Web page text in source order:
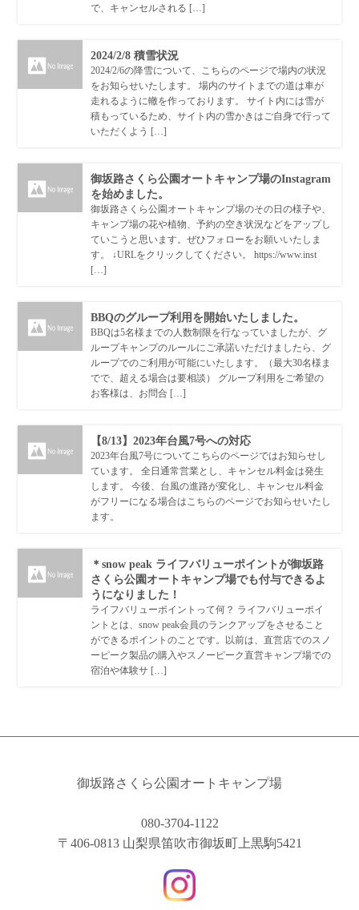
で、キャンセルされる […]
2024/2/8 積雪状況
2024/2/6の降雪について、こちらのページで場内の状況
をお知らせいたします。 場内のサイトまでの道は車が
走れるように轍を作っております。 サイト内には雪が
積もっているため、サイト内の雪かきはご自身で行って
いただくよう […]
御坂路さくら公園オートキャンプ場のInstagram
を始めました。
御坂路さくら公園オートキャンプ場のその日の様子や、
キャンプ場の花や植物、予約の空き状況などをアップし
ていこうと思います。ぜひフォローをお願いいたしま
す。 ↓URLをクリックしてください。 https://www.inst
[…]
BBQのグループ利用を開始いたしました。
BBQは5名様までの人数制限を行なっていましたが、グ
ループキャンプのルールにご承諾いただけましたら、グ
ループでのご利用が可能にいたします。（最大30名様ま
でで、超える場合は要相談） グループ利用をご希望の
お客様は、お問合 […]
【8/13】2023年台風7号への対応
2023年台風7号についてこちらのページではお知らせし
ています。 全日通常営業とし、キャンセル料金は発生
します。 今後、台風の進路が変化し、キャンセル料金
がフリーになる場合はこちらのページでお知らせいたし
ます。
＊snow peak ライフバリューポイントが御坂路
さくら公園オートキャンプ場でも付与できるよ
うになりました！
ライフバリューポイントって何？ ライフバリューポイ
ントとは、snow peak会員のランクアップをさせること
ができるポイントのことです。以前は、直営店でのスノ
ーピーク製品の購入やスノーピーク直営キャンプ場での
宿泊や体験サ […]
御坂路さくら公園オートキャンプ場
080-3704-1122
〒406-0813 山梨県笛吹市御坂町上黒駒5421